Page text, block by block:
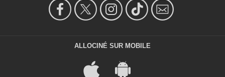
ALLOCINÉ SUR MOBILE